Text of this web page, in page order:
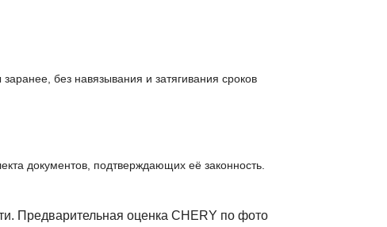
без навязывания и затягивания сроков
документов, подтверждающих её законность.
Предварительная оценка CHERY по фото